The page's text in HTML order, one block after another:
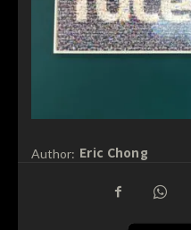
Author: Eric Chong